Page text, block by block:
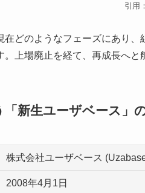
引用
在どのようなフェーズにあり
。上場廃止を経て、再成長へ
「新生ユーザベース」
株式会社ユーザベース
2008年4月1日